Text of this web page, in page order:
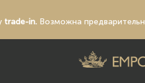
trade-in.Возможна